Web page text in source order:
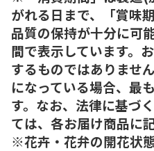
がれる日まで、「賞味
品質の保持が十分に可
間で表示しています。
するものではありませ
になっている場合、最
す。なお、法律に基づ
ては、各お届け商品に
※花卉・花弁の開花状